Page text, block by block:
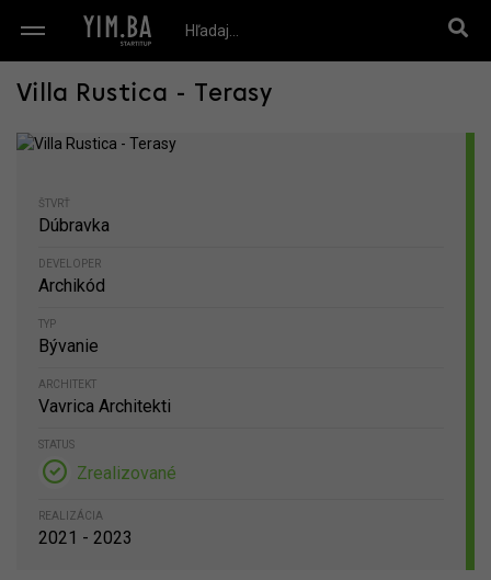
Villa Rustica - Terasy
ŠTVRŤ
Dúbravka
DEVELOPER
Archikód
TYP
Bývanie
ARCHITEKT
Vavrica Architekti
STATUS
Zrealizované
REALIZÁCIA
2021 - 2023